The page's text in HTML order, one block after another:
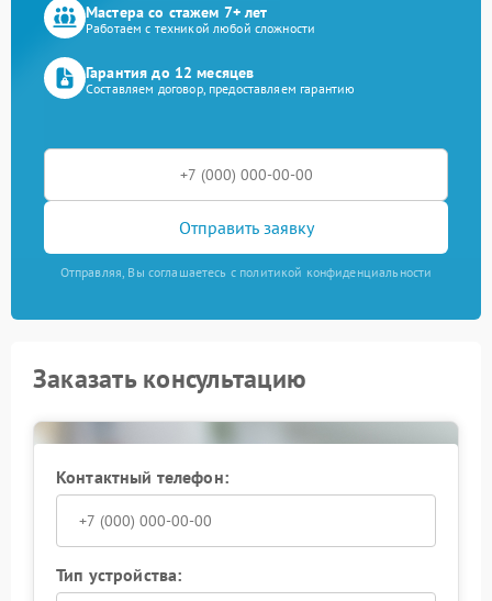
Мастера со стажем 7+ лет
Работаем с техникой любой сложности
Гарантия до 12 месяцев
Составляем договор, предоставляем гарантию
Отправить заявку
Отправляя, Вы соглашаетесь с политикой конфиденциальности
Заказать консультацию
Контактный телефон:
Тип устройства: